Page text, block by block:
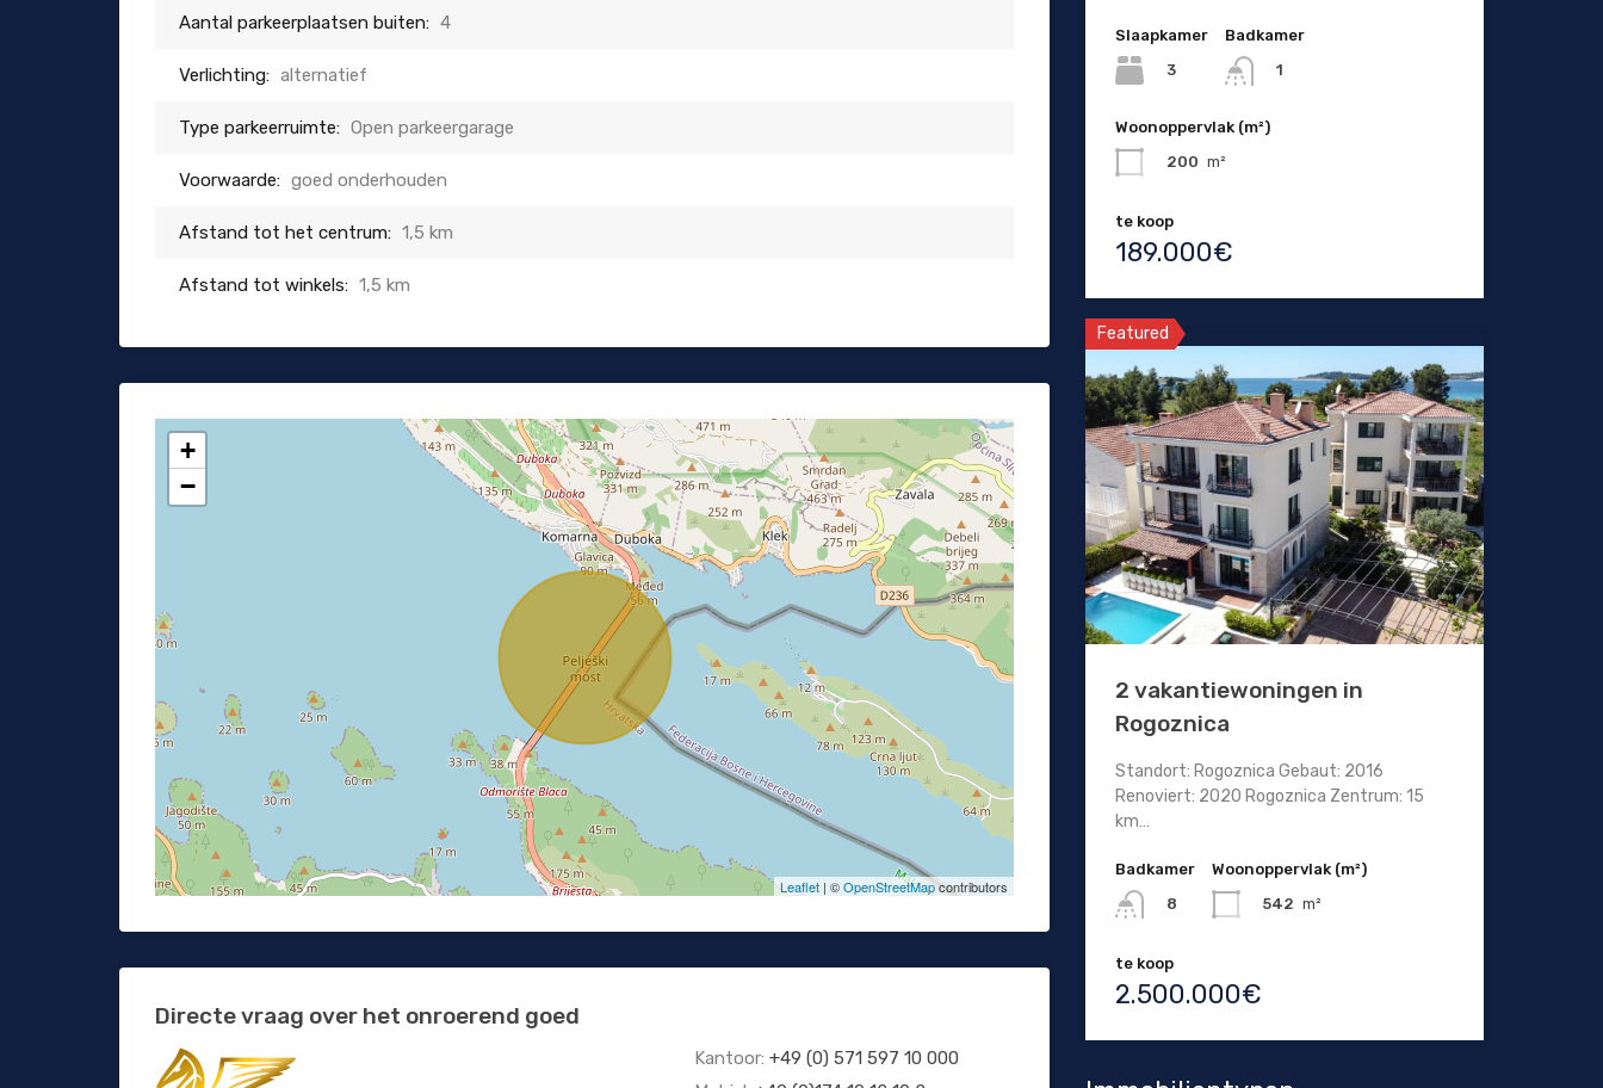
Aantal parkeerplaatsen buiten: 4
Verlichting: alternatief
Type parkeerruimte: Open parkeergarage
Voorwaarde: goed onderhouden
Afstand tot het centrum: 1,5 km
Afstand tot winkels: 1,5 km
+
−
Leaflet| ©OpenStreetMapcontributors
Directe vraag over het onroerend goed
Kantoor: +49 (0) 571 597 10 000
Slaapkamer
3
Badkamer
1
Woonoppervlak (m²)
200 m²
te koop
189.000€
Featured
2 vakantiewoningen in
Rogoznica
Standort: Rogoznica Gebaut: 2016
Renoviert: 2020 Rogoznica Zentrum: 15
km…
Badkamer
8
Woonoppervlak (m²)
542 m²
te koop
2.500.000€